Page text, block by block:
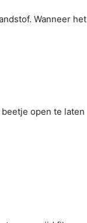
Wanneer het
open te laten